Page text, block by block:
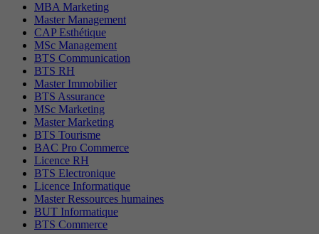
MBA Marketing
Master Management
CAP Esthétique
MSc Management
BTS Communication
BTS RH
Master Immobilier
BTS Assurance
MSc Marketing
Master Marketing
BTS Tourisme
BAC Pro Commerce
Licence RH
BTS Electronique
Licence Informatique
Master Ressources humaines
BUT Informatique
BTS Commerce